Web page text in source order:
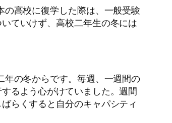
高校に復学した際は、一般受験
ていけず、高校二年生の冬には
の冬からです。毎週、一週間の
るよう心がけていました。週間
らくすると自分のキャパシティ